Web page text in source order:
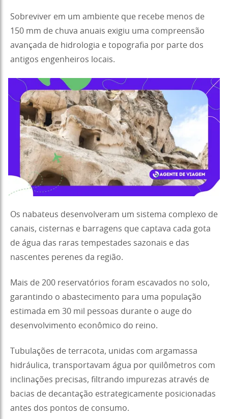
Sobreviver em um ambiente que recebe menos de
150 mm de chuva anuais exigiu uma compreensão
avançada de hidrologia e topografia por parte dos
antigos engenheiros locais.
Os nabateus desenvolveram um sistema complexo de
canais, cisternas e barragens que captava cada gota
de água das raras tempestades sazonais e das
nascentes perenes da região.
Mais de 200 reservatórios foram escavados no solo,
garantindo o abastecimento para uma população
estimada em 30 mil pessoas durante o auge do
desenvolvimento econômico do reino.
Tubulações de terracota, unidas com argamassa
hidráulica, transportavam água por quilômetros com
inclinações precisas, filtrando impurezas através de
bacias de decantação estrategicamente posicionadas
antes dos pontos de consumo.